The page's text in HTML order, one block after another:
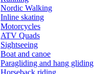
Nordic Walking
Inline skating
Motorcycles
ATV Quads
Sightseeing
Boat and canoe
Paragliding and hang gliding
Horseback riding